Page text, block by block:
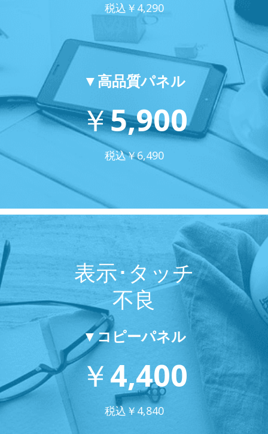
税込￥ 4,290
▼高品質パネル
￥5,900
税込￥6,490
表示･タッチ
不良
▼コピーパネル
￥4,400
税込￥ 4,840